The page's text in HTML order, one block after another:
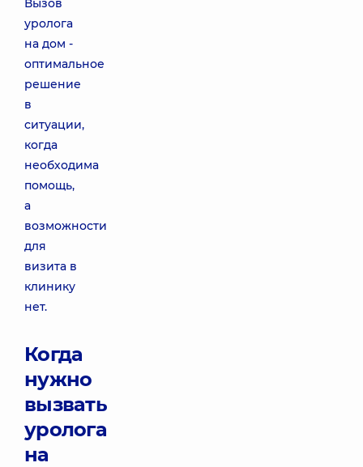
Вызов
уролога
на дом -
оптимальное
решение
в
ситуации,
когда
необходима
помощь,
а
возможности
для
визита в
клинику
нет.
Когда
нужно
вызвать
уролога
на